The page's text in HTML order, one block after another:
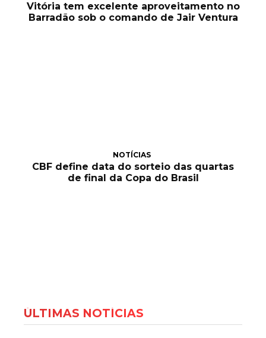
Vitória tem excelente aproveitamento no
Barradão sob o comando de Jair Ventura
NOTÍCIAS
CBF define data do sorteio das quartas
de final da Copa do Brasil
ÚLTIMAS NOTÍCIAS